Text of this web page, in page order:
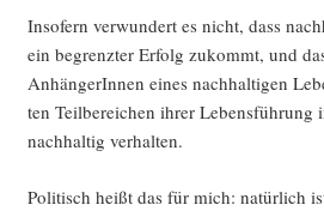
Inso­fern ver­wun­dert es nicht, dass
ein begrenz­ter Erfolg zukommt, und
Anhän­ge­rIn­nen eines nach­hal­ti­gen
ten Teil­be­rei­chen ihrer Lebens­füh­rung
nach­hal­tig verhalten.
Poli­tisch heißt das für mich: natür­lich